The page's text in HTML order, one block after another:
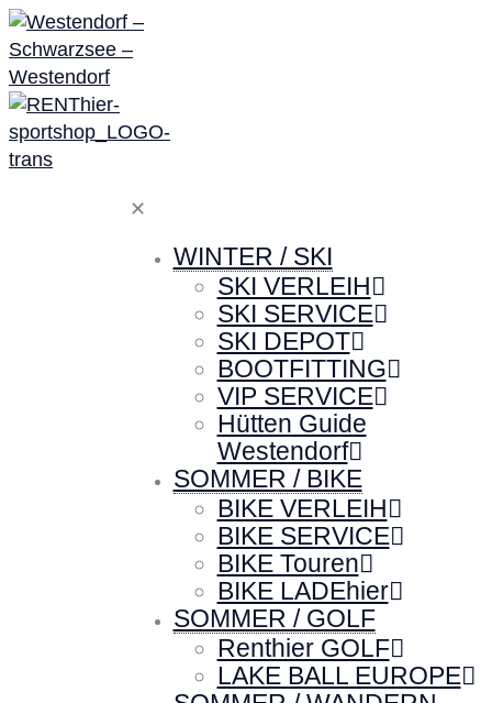
✕
WINTER / SKI
SKI VERLEIH
SKI SERVICE
SKI DEPOT
BOOTFITTING
VIP SERVICE
Hütten Guide
Westendorf
SOMMER / BIKE
BIKE VERLEIH
BIKE SERVICE
BIKE Touren
BIKE LADEhier
SOMMER / GOLF
Renthier GOLF
LAKE BALL EUROPE